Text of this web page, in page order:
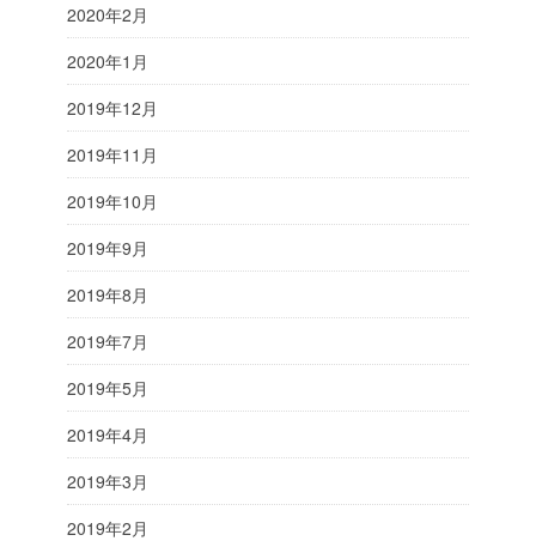
2020年2月
2020年1月
2019年12月
2019年11月
2019年10月
2019年9月
2019年8月
2019年7月
2019年5月
2019年4月
2019年3月
2019年2月